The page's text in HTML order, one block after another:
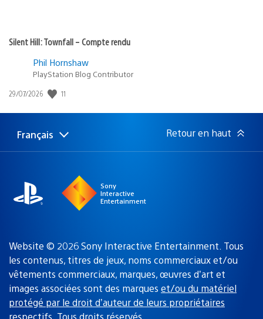
Silent Hill: Townfall – Compte rendu
Phil Hornshaw
PlayStation Blog Contributor
Date
publication
29/07/2026 11
Choisir
Région
Français Retour en haut
Sony
Interactive
Entertainment
Website © 2026 Sony Interactive Entertainment. Tous
les contenus, titres de jeux, noms commerciaux et/ou
vêtements commerciaux, marques, œuvres d’art et
images associées sont des marques et/ou du matériel
protégé par le droit d’auteur de leurs propriétaires
respectifs . Tous droits réservés.